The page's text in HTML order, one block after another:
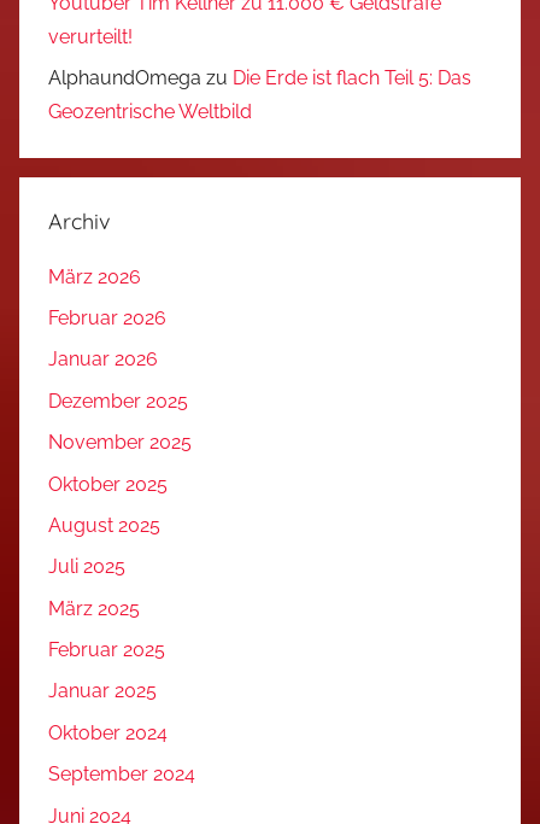
verurteilt!
AlphaundOmega zu Die Erde ist flach Teil 5: Das
Geozentrische Weltbild
Archiv
März 2026
Februar 2026
Januar 2026
Dezember 2025
November 2025
Oktober 2025
August 2025
Juli 2025
März 2025
Februar 2025
Januar 2025
Oktober 2024
September 2024
Juni 2024